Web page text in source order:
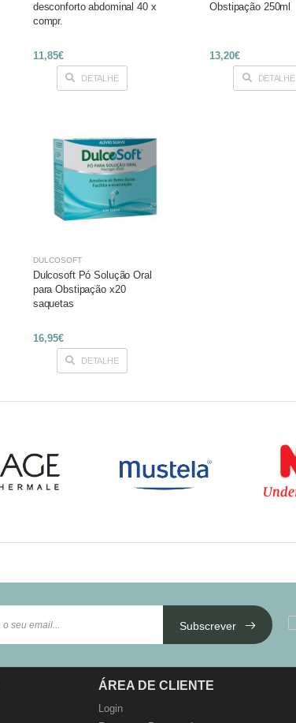
desconforto abdominal 40 x
compr.
11,85€
DETALHE
Obstipação 250ml
13,20€
DETALHE
DULCOSOFT
Dulcosoft Pó Solução Oral
para Obstipação x20
saquetas
16,95€
DETALHE
Subscrever
ÁREA DE CLIENTE
Login